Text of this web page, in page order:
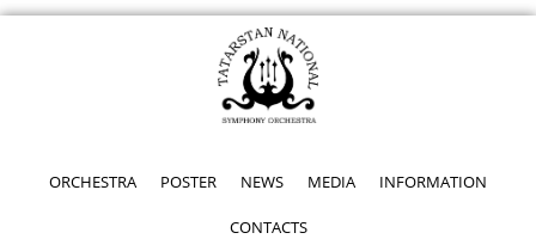
ORCHESTRA POSTER NEWS MEDIA INFORMATION
CONTACTS